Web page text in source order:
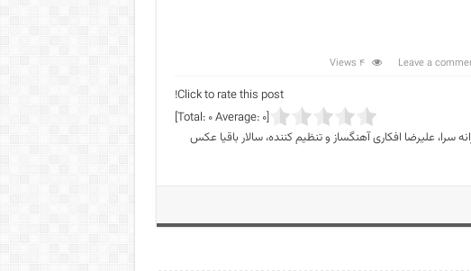
Leave a
4 Views
Click to rate this post!
[Total:
0Average: 0
]
علیرضا افکاری آهنگساز و تنظیم کننده، سالار باقیا عکس